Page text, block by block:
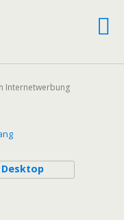
Internetwerbung
Desktop